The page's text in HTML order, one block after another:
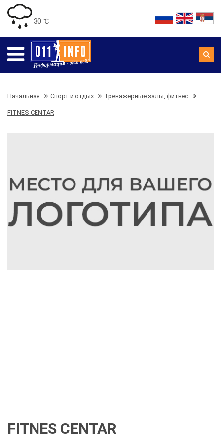
30 ℃
Начальная Спорт и отдых Тренажерные залы, фитнес
FITNES CENTAR
FITNES CENTAR